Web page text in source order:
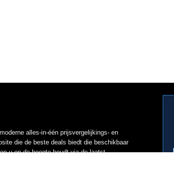
alles-in-één prijsvergelijkings- en
die de beste deals biedt die beschikbaar
u op de hoogte houdt via de laatst